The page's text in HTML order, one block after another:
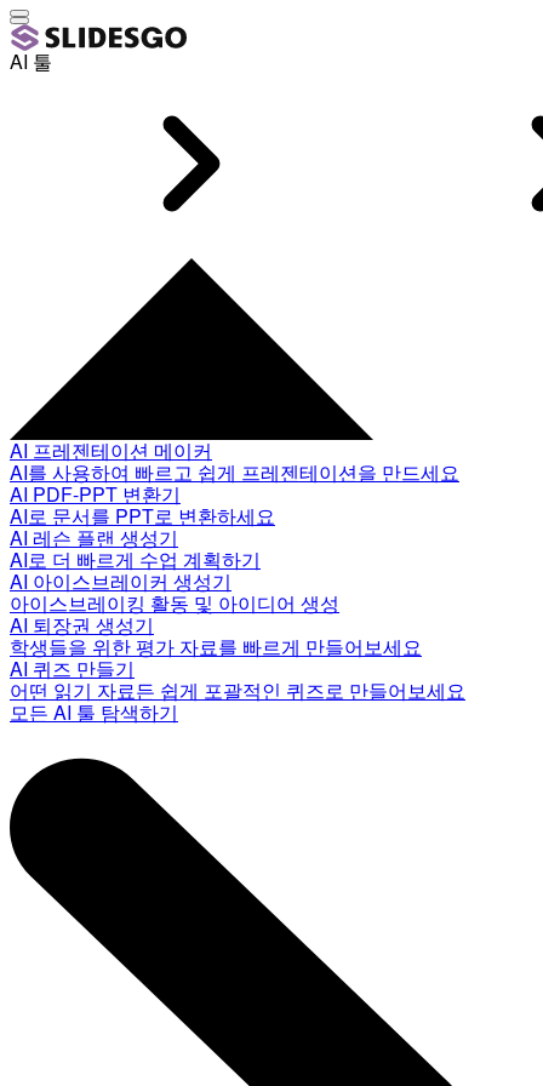
AI 툴
AI 프레젠테이션 메이커
AI를 사용하여 빠르고 쉽게 프레젠테이션을 만드세요
AI PDF-PPT 변환기
AI로 문서를 PPT로 변환하세요
AI 레슨 플랜 생성기
AI로 더 빠르게 수업 계획하기
AI 아이스브레이커 생성기
아이스브레이킹 활동 및 아이디어 생성
AI 퇴장권 생성기
학생들을 위한 평가 자료를 빠르게 만들어보세요
AI 퀴즈 만들기
어떤 읽기 자료든 쉽게 포괄적인 퀴즈로 만들어보세요
모든 AI 툴 탐색하기